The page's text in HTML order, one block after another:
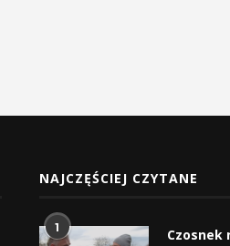
NAJCZĘŚCIEJ CZYTANE
1
Czosnek